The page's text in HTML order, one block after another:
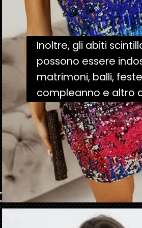
Inoltre, gli abiti
possono essere
matrimoni, balli,
compleanno e altro
Inoltre, gli abiti
possono essere
matrimoni, balli,
compleanno e altro